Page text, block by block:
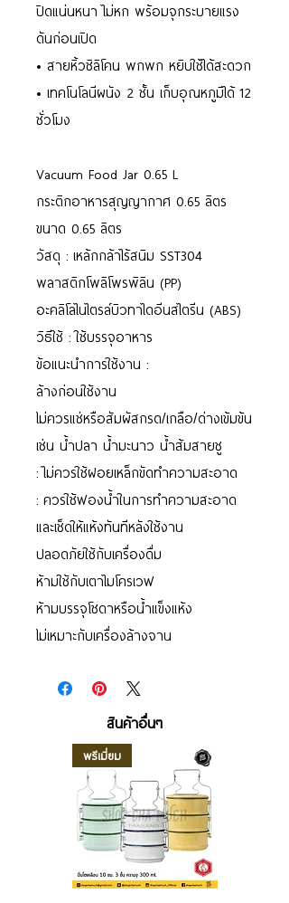
ปิดแน่นหนา ไม่หก พร้อมจุกระบายแรง
ดันก่อนเปิด
• สายหิ้วซิลิโคน พกพก หยิบใช้ได้สะดวก
• เทคโนโลนีผนัง 2 ชั้น เก็บอุณหภูมิได้ 12
ชั่วโมง
Vacuum Food Jar 0.65 L
กระติกอาหารสุญญากาศ 0.65 ลิตร
ขนาด 0.65 ลิตร
วัสดุ : เหล้กกล้าไร้สนิม SST304
พลาสติกโพลิโพรพิลิน (PP)
อะคลิโลไนไตรล์บิวทาไดอีนสไตรีน (ABS)
วิธีใช้ : ใช้บรรจุอาหาร
ข้อแนะนำการใช้งาน :
ล้างก่อนใช้งาน
ไม่ควรแช่หรือสัมผัสกรด/เกลือ/ด่างเข้มข้น
เช่น น้ำปลา น้ำมะนาว น้ำส้มสายชู
: ไม่ควรใช้ฝอยเหล็กขัดทำความสะอาด
: ควรใช้ฟองน้ำในการทำความสะอาด
และเช็ดให้แห้งทันทีหลังใช้งาน
ปลอดภัยใช้กับเครื่องดื่ม
ห้ามใช้กับเตาไมโครเวฟ
ห้ามบรรจุโซดาหรือน้ำแข็งแห้ง
ไม่เหมาะกับเครื่องล้างจาน
สินค้าอื่นๆ
พรีเมี่ยม